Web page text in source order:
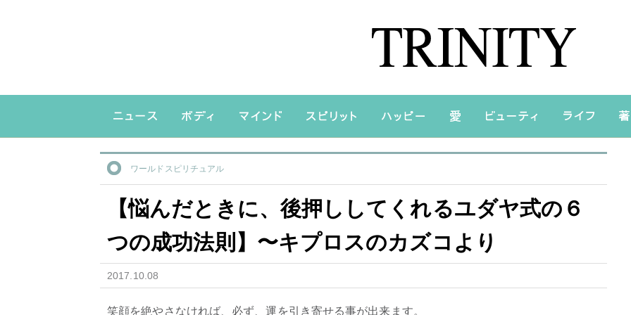
ワールドスピリチュアル
【悩んだときに、後押ししてくれるユダヤ式の６
つの成功法則】〜キプロスのカズコより
2017.10.08
笑顔を絶やさなければ、必ず、運を引き寄せる事が出来ます。